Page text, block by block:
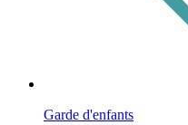
Garde d'enfants